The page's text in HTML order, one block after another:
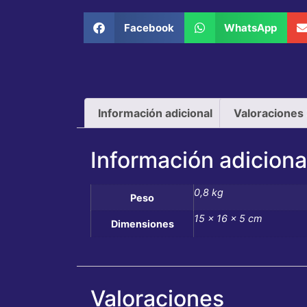
Facebook WhatsApp
Información adicional Valoraciones
Información
Peso 0,8 kg
Dimensiones 15 × 16 × 5 cm
Valoraciones